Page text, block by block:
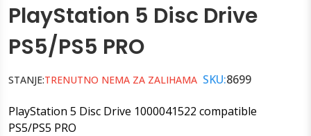
PlayStation 5 Disc Drive
PS5/PS5 PRO
STANJE:TRENUTNO NEMA ZA ZALIHAMA SKU:8699
PlayStation 5 Disc Drive 1000041522 compatible
PS5/PS5 PRO